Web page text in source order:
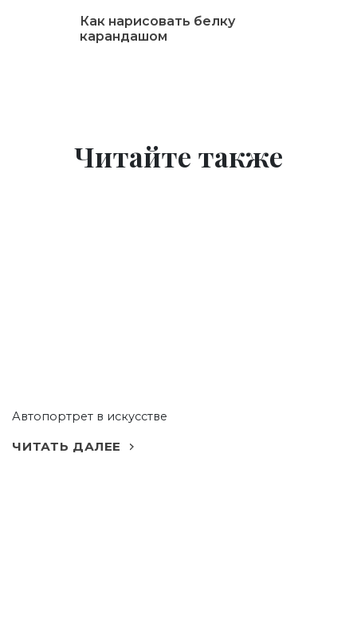
Как нарисовать белку
карандашом
Читайте также
Автопортрет в искусстве
ЧИТАТЬ ДАЛЕЕ